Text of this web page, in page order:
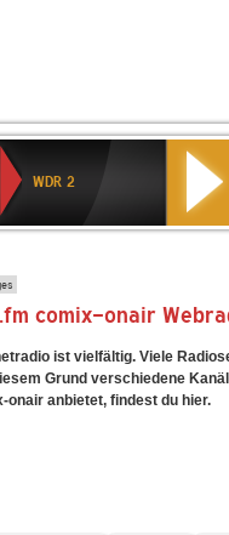
WDR 2
comix-onair
ist vielfältig. Viele
Grund verschiedene
onair anbietet, findest du hier.